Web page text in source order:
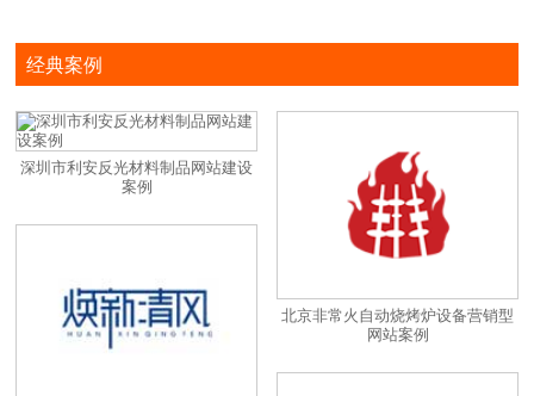
经典案例
深圳市利安反光材料制品网站建设
案例
北京非常火自动烧烤炉设备营销型
网站案例